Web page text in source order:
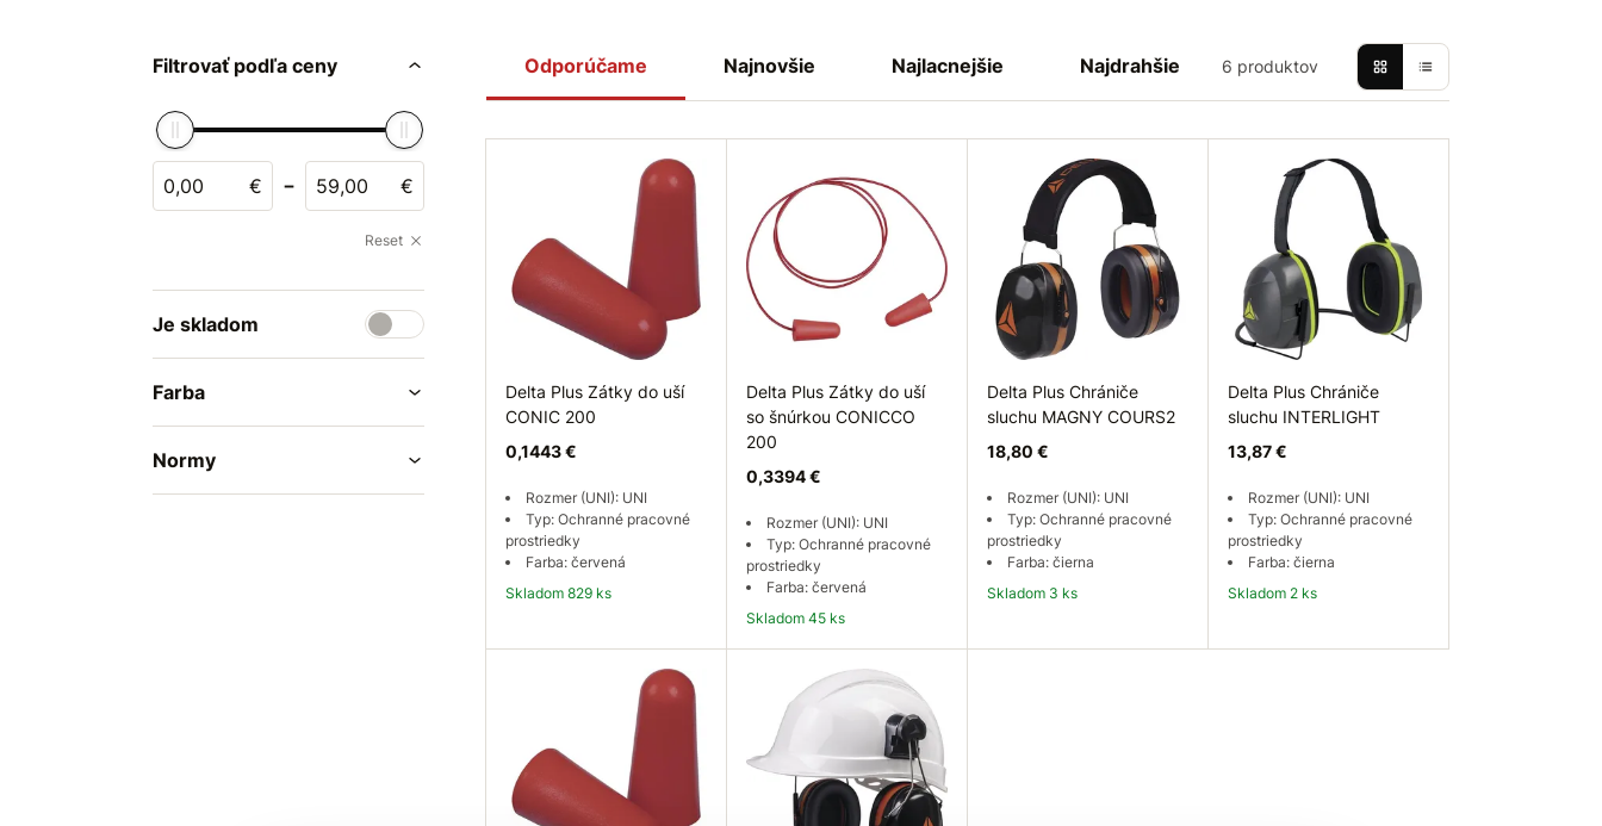
Filtrovať podľa ceny
€ - €
Reset
Je skladom
Farba
Normy
Odporúčame Najnovšie Najlacnejšie Najdrahšie 6 produktov
Delta Plus Zátky do uší
CONIC 200
0,1443 €
Rozmer (UNI): UNI
Typ: Ochranné pracovné
prostriedky
Farba: červená
Skladom 829 ks
Do košíka
Delta Plus Zátky do uší
so šnúrkou CONICCO
200
0,3394 €
Rozmer (UNI): UNI
Typ: Ochranné pracovné
prostriedky
Farba: červená
Skladom 45 ks
Do košíka
Delta Plus Chrániče
sluchu MAGNY COURS2
18,80 €
Rozmer (UNI): UNI
Typ: Ochranné pracovné
prostriedky
Farba: čierna
Skladom 3 ks
Delta Plus Chrániče
sluchu INTERLIGHT
13,87 €
Rozmer (UNI): UNI
Typ: Ochranné pracovné
prostriedky
Farba: čierna
Skladom 2 ks